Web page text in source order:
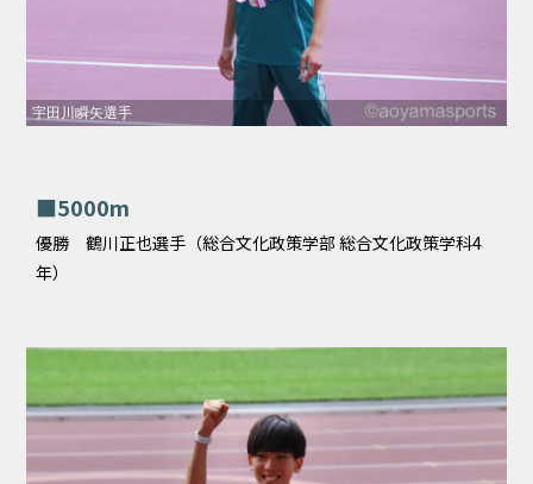
宇田川瞬矢選手
■5000m
優勝 鶴川正也選手（総合文化政策学部 総合文化政策学科4
年）